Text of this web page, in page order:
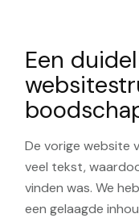
Een
De vorige website
veel tekst,
vinden was. We
een gelaagde